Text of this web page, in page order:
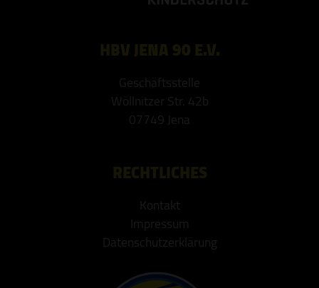
Geschäftsstelle
Wöllnitzer Str. 42b
07749 Jena
Kontakt
Impressum
Datenschutzerklärung